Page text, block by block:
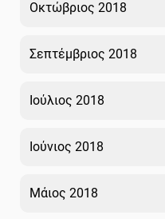
Οκτώβριος 2018
Σεπτέμβριος 2018
Ιούλιος 2018
Ιούνιος 2018
Μάιος 2018